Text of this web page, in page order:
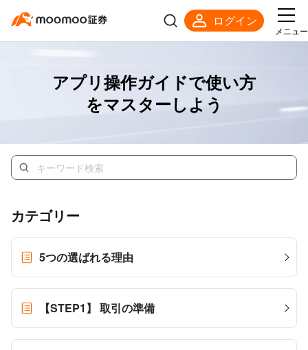
ログイン
メニュー
アプリ操作ガイドで使い方
をマスターしよう
カテゴリー
5つの選ばれる理由
【STEP1】 取引の準備